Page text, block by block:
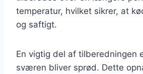
temperatur, hvilket sikrer, at
og saftigt.
En vigtig del af tilberedningen
sværen bliver sprød. Dette